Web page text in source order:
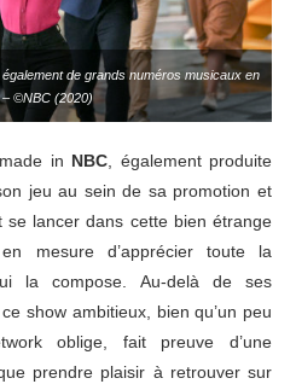
de grands numéros musicaux en
– ©NBC (2020)
in NBC, également produite
jeu au sein de sa promotion et
se lancer dans cette bien étrange
mesure d’apprécier toute la
la compose. Au-delà de ses
show ambitieux, bien qu’un peu
oblige, fait preuve d’une
prendre plaisir à retrouver sur